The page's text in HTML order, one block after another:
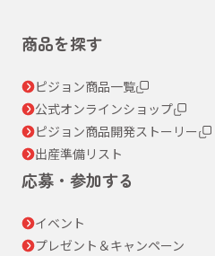
商品を探す
ピジョン商品一覧
公式オンラインショップ
ピジョン商品開発ストーリー
出産準備リスト
応募・参加する
イベント
プレゼント＆キャンペーン